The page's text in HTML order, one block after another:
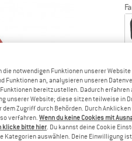
die notwendigen Funktionen unserer Website
Funktionen an, analysieren unseren
bereitzustellen. Dadurch erfahren
unserer Website; diese sitzen teilweise in
Zugriff durch Behörden. Durch Anklicken
verfahren. Wenn du keine Cookies mit
klicke bitte hier. Du kannst deine Cookie
Kategorien auswählen. Deine Einwilligung